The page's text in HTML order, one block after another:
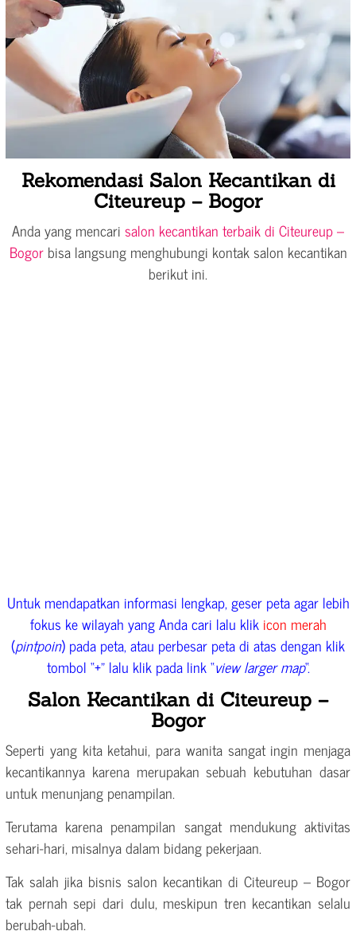
Rekomendasi Salon Kecantikan di
Citeureup – Bogor
Anda yang mencari salon kecantikan terbaik di Citeureup –
Bogorbisa langsung menghubungi kontak salon kecantikan
berikut ini.
Untuk mendapatkan informasi lengkap, geser peta agar lebih
fokus ke wilayah yang Anda cari lalu klik icon merah
(pintpoin) pada peta, atau perbesar peta di atas dengan klik
tombol “+” lalu klik pada link “view larger map“.
Salon Kecantikan di Citeureup –
Bogor
Seperti yang kita ketahui, para wanita sangat ingin menjaga
kecantikannya karena merupakan sebuah kebutuhan dasar
untuk menunjang penampilan.
Terutama karena penampilan sangat mendukung aktivitas
sehari-hari, misalnya dalam bidang pekerjaan.
Tak salah jika bisnis salon kecantikan di Citeureup – Bogor
tak pernah sepi dari dulu, meskipun tren kecantikan selalu
berubah-ubah.